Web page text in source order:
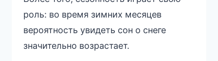
роль: во время зимних месяцев
вероятность увидеть сон о снеге
значительно возрастает.